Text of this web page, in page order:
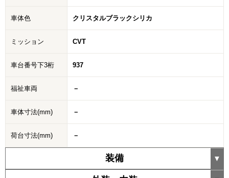
車体色 クリスタルブラックシリカ
ミッション CVT
車台番号下3桁 937
福祉車両 －
車体寸法(mm) －
荷台寸法(mm) －
装備